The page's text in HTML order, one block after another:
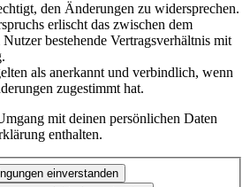
den Änderungen zu widersprechen.
erlischt das zwischen dem
bestehende Vertragsverhältnis mit
als anerkannt und verbindlich, wenn
zugestimmt hat.
mit deinen persönlichen Daten
enthalten.